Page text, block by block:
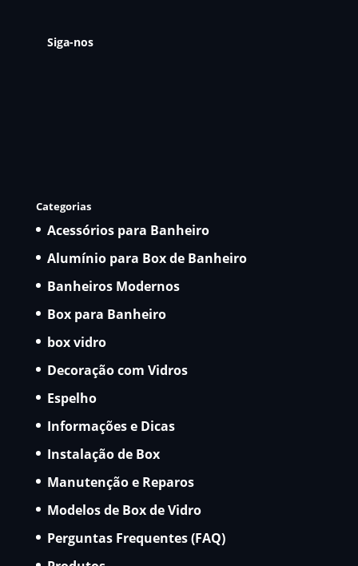
Siga-nos
Categorias
Acessórios para Banheiro
Alumínio para Box de Banheiro
Banheiros Modernos
Box para Banheiro
box vidro
Decoração com Vidros
Espelho
Informações e Dicas
Instalação de Box
Manutenção e Reparos
Modelos de Box de Vidro
Perguntas Frequentes (FAQ)